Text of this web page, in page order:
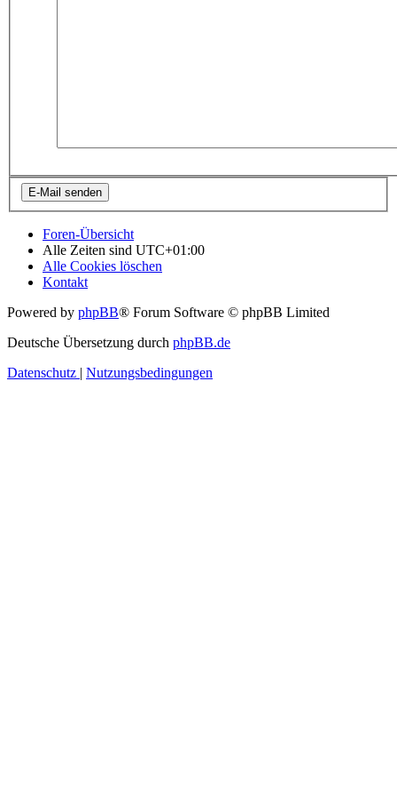
Foren-Übersicht
Alle Zeiten sind UTC+01:00
Alle Cookies löschen
Kontakt
Powered by phpBB® Forum Software © phpBB Limited
Deutsche Übersetzung durch phpBB.de
Datenschutz
Nutzungsbedingungen